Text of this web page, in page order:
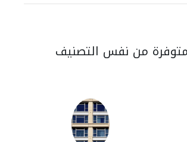
من نفس التصنيف